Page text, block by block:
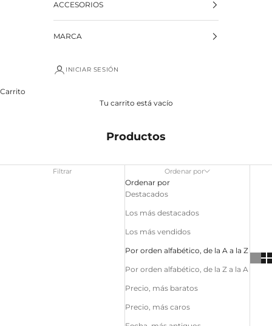
ACCESORIOS
MARCA
INICIAR SESIÓN
Carrito
Tu carrito está vacío
Productos
Filtrar Ordenar por
Ordenar por
Destacados
Los más destacados
Los más vendidos
Por orden alfabético, de la A a la Z
Por orden alfabético, de la Z a la A
Precio, más baratos
Precio, más caros